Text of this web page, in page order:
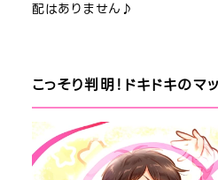
配はありません♪
こっそり判明！ドキドキのマ